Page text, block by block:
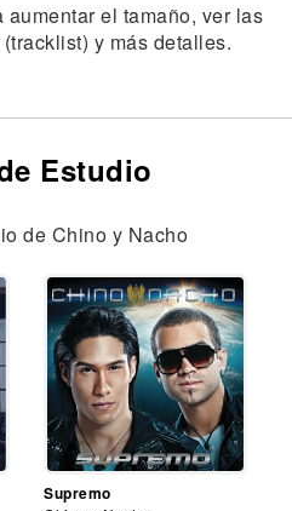
el tamaño, ver las
y más detalles.
Estudio
de Chino y Nacho
Supremo